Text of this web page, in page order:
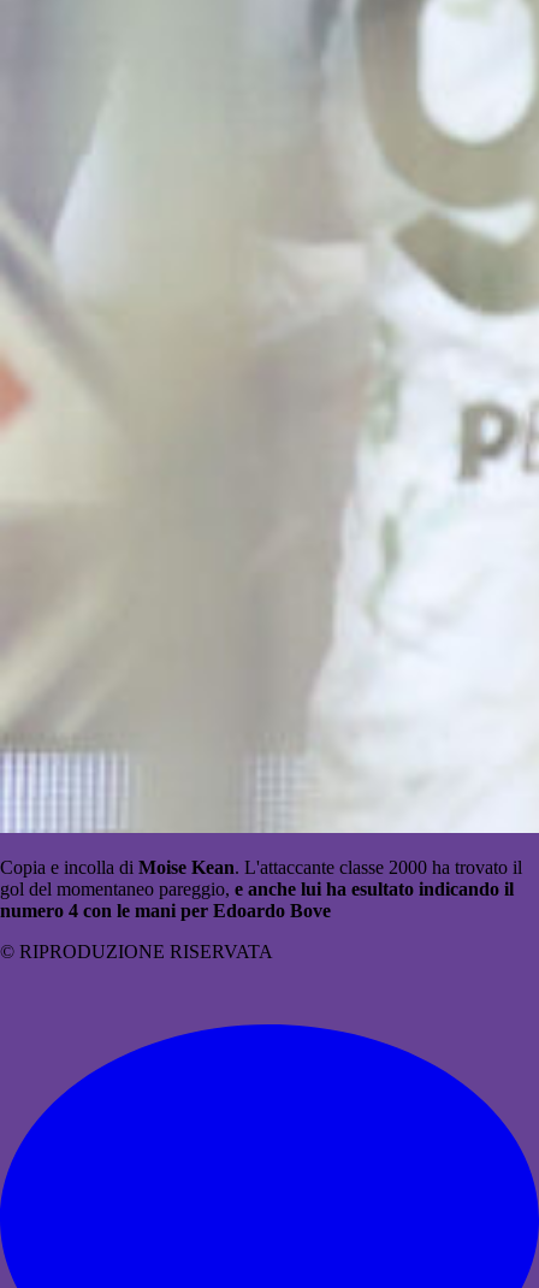
Copia e incolla di Moise Kean. L'attaccante classe 2000 ha trovato il
gol del momentaneo pareggio, e anche lui ha esultato indicando il
numero 4 con le mani per Edoardo Bove
© RIPRODUZIONE RISERVATA